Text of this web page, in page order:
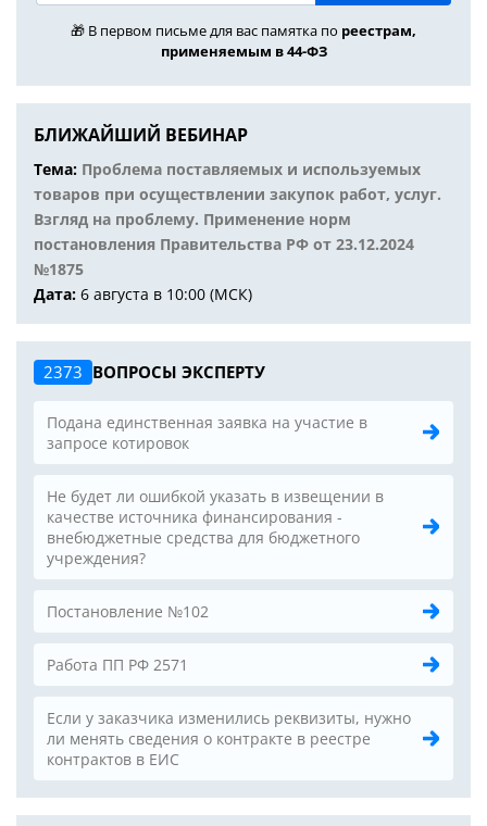
🎁 В первом письме для вас памятка по реестрам,
применяемым в 44-ФЗ
БЛИЖАЙШИЙ ВЕБИНАР
Тема: Проблема поставляемых и используемых
товаров при осуществлении закупок работ, услуг.
Взгляд на проблему. Применение норм
постановления Правительства РФ от 23.12.2024
№1875
Дата: 6 августа в 10:00 (МСК)
2373 ВОПРОСЫ ЭКСПЕРТУ
Подана единственная заявка на участие в
запросе котировок
Не будет ли ошибкой указать в извещении в
качестве источника финансирования -
внебюджетные средства для бюджетного
учреждения?
Постановление №102
Работа ПП РФ 2571
Если у заказчика изменились реквизиты, нужно
ли менять сведения о контракте в реестре
контрактов в ЕИС